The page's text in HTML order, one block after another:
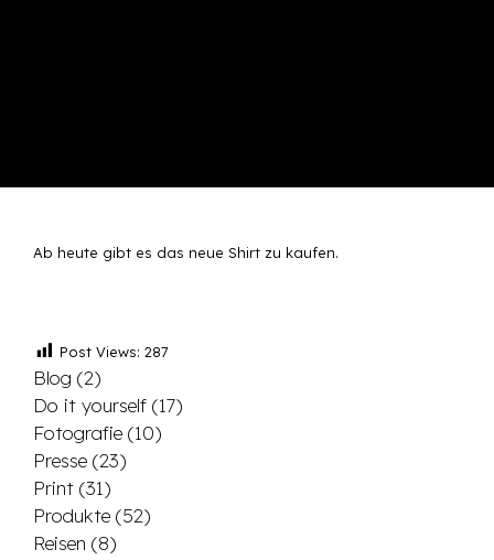
Ab heute gibt es das neue Shirt zu kaufen.
Post Views: 287
Blog (2)
Do it yourself (17)
Fotografie (10)
Presse (23)
Print (31)
Produkte (52)
Reisen (8)